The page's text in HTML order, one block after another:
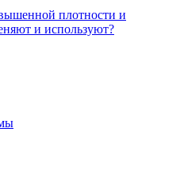
плотности и
и используют?